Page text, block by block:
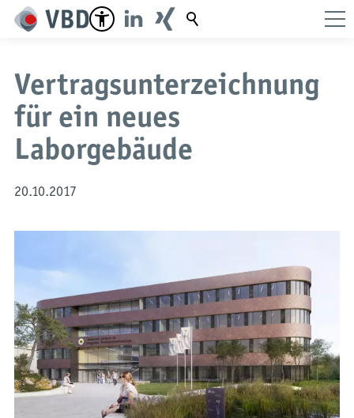
Suchbegriff
Vertragsunterzeichnung
für ein neues
Laborgebäude
20.10.2017